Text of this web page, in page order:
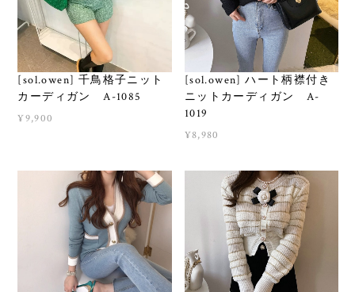
[sol.owen] 千鳥格子ニット
カーディガン A-1085
¥9,900
[sol.owen] ハート柄襟付き
ニットカーディガン A-
1019
¥8,980